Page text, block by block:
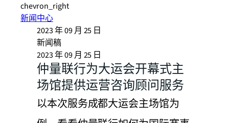
chevron_right
新闻中心
2023 年 09 月 25 日
新闻稿
2023 年 09 月 25 日
仲量联行为大运会开幕式主
场馆提供运营咨询顾问服务
以本次服务成都大运会主场馆为